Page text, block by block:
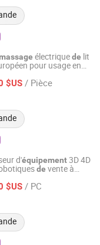
électriquede lit
pour usage en
$US / Pièce
2025
d'équipement3D 4D
de vente à
pour les pieds
$US / PC
Ltd.